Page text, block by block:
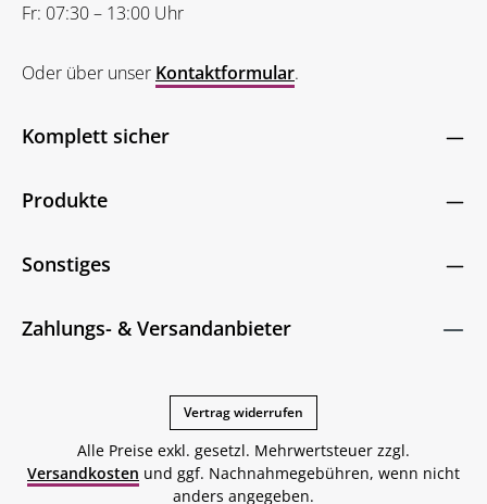
Fr: 07:30 – 13:00 Uhr
Oder über unser Kontaktformular.
Komplett sicher
Produkte
Sonstiges
Zahlungs- & Versandanbieter
Vertrag widerrufen
Alle Preise exkl. gesetzl. Mehrwertsteuer zzgl.
Versandkosten und ggf. Nachnahmegebühren, wenn nicht
anders angegeben.